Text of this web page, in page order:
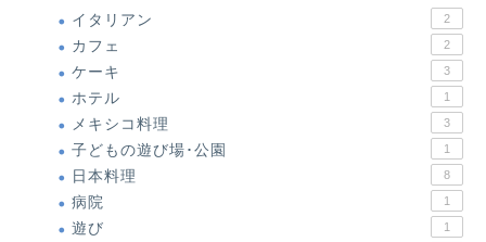
イタリアン 2
カフェ 2
ケーキ 3
ホテル 1
メキシコ料理 3
子どもの遊び場･公園 1
日本料理 8
病院 1
遊び 1